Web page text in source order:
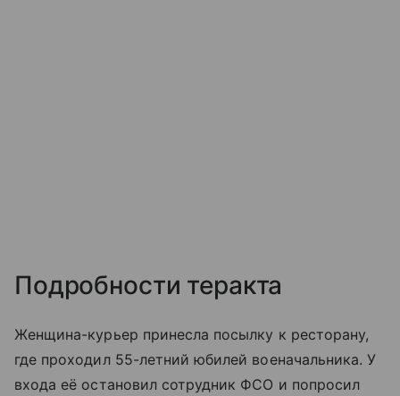
Подробности теракта
Женщина-курьер принесла посылку к ресторану,
где проходил 55-летний юбилей военачальника. У
входа её остановил сотрудник ФСО и попросил